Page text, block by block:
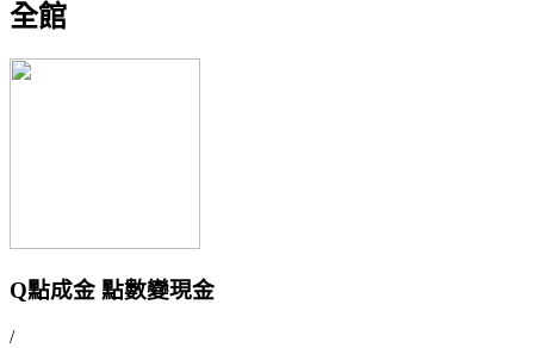
全館
Q點成金 點數變現金
/